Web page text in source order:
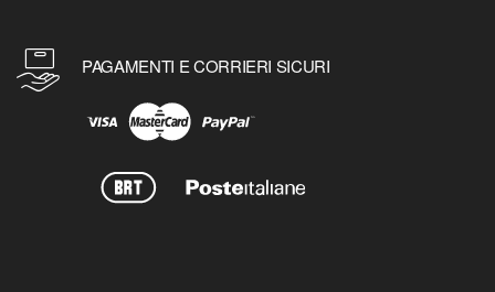
PAGAMENTI E CORRIERI SICURI